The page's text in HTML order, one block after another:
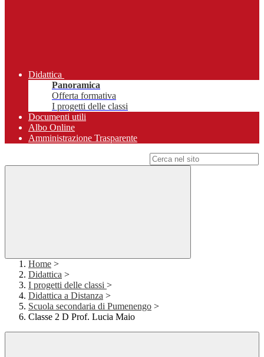
Didattica
Panoramica
Offerta formativa
I progetti delle classi
Documenti utili
Albo Online
Amministrazione Trasparente
Home >
Didattica >
I progetti delle classi >
Didattica a Distanza >
Scuola secondaria di Pumenengo >
Classe 2 D Prof. Lucia Maio